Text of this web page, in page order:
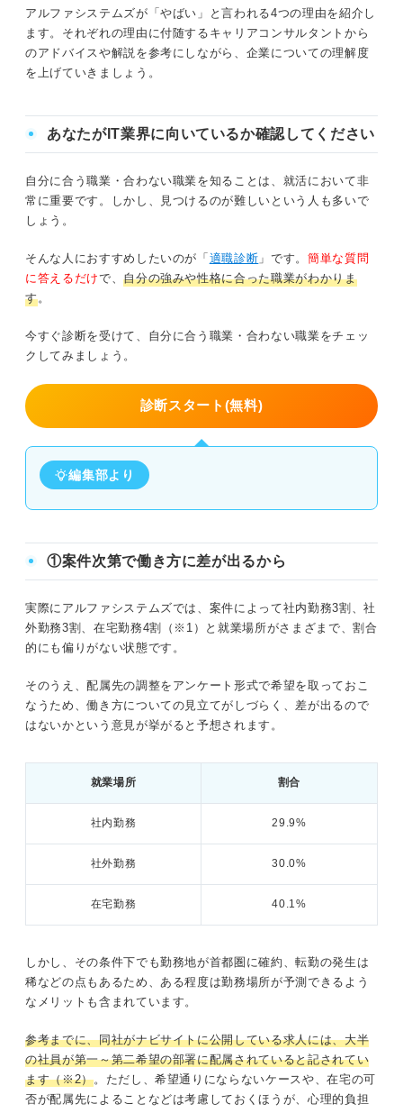
アルファシステムズが「やばい」と言われる4つの理由を紹介し
ます。それぞれの理由に付随するキャリアコンサルタントから
のアドバイスや解説を参考にしながら、企業についての理解度
を上げていきましょう。
あなたがIT業界に向いているか確認してください
自分に合う職業・合わない職業を知ることは、就活において非
常に重要です。しかし、見つけるのが難しいという人も多いで
しょう。
そんな人におすすめしたいのが「 適職診断 」です。 簡単な質問
に答えるだけで、自分の強みや性格に合った職業がわかりま
す。
今すぐ診断を受けて、自分に合う職業・合わない職業をチェッ
クしてみましょう。
診断スタート(無料)
編集部より
①案件次第で働き方に差が出るから
実際にアルファシステムズでは、案件によって社内勤務3割、社
外勤務3割、在宅勤務4割（※1）と就業場所がさまざまで、割合
的にも偏りがない状態です。
そのうえ、配属先の調整をアンケート形式で希望を取っておこ
なうため、働き方についての見立てがしづらく、差が出るので
はないかという意見が挙がると予想されます。
就業場所 割合
社内勤務 29.9%
社外勤務 30.0%
在宅勤務 40.1%
しかし、その条件下でも勤務地が首都圏に確約、転勤の発生は
稀などの点もあるため、ある程度は勤務場所が予測できるよう
なメリットも含まれています。
参考までに、同社がナビサイトに公開している求人には、大半
の社員が第一～第二希望の部署に配属されていると記されてい
ます（※2）。ただし、希望通りにならないケースや、在宅の可
否が配属先によることなどは考慮しておくほうが、心理的負担